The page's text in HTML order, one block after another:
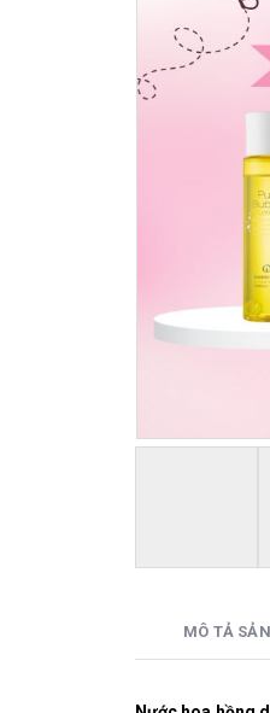
MÔ TẢ